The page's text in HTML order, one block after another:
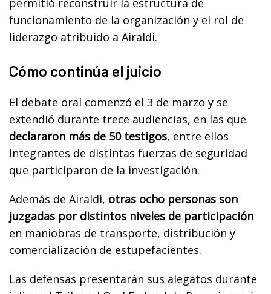
permitió reconstruir la estructura de
funcionamiento de la organización y el rol de
liderazgo atribuido a Airaldi.
Cómo continúa el juicio
El debate oral comenzó el 3 de marzo y se
extendió durante trece audiencias, en las que
declararon más de 50 testigos, entre ellos
integrantes de distintas fuerzas de seguridad
que participaron de la investigación.
Además de Airaldi, otras ocho personas son
juzgadas por distintos niveles de participación
en maniobras de transporte, distribución y
comercialización de estupefacientes.
Las defensas presentarán sus alegatos durante